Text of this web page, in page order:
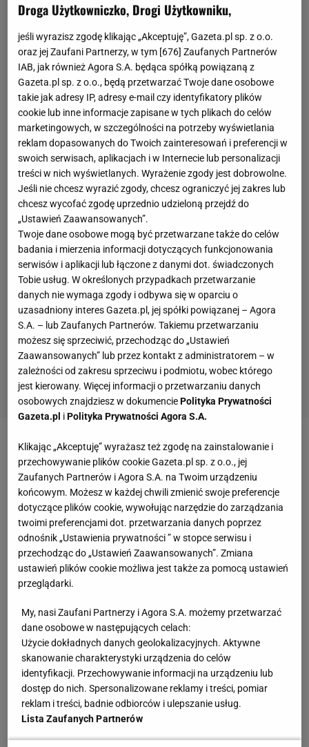
Zobacz wideoGorąco wokół polskich skoków.
Chodzi o skład na igrzyska
Jeden skacze, reszta obserwuje. Raimund liderem
kadry
Od początku sezonuekipa prowadzona przez
Stefana Horngachera nie zachwyca. W fatalnej
dyspozycji jest Karl Geiger, który zdobył zaledwie 12
punktów w klasyfikacji generalnej PŚ i przed
weekendem w Klingenthal został wycofany z kadry
- Wszystko idzie nie tak. Kiedy skaczesz źle, to
skaczesz źle na każdej skoczni. Pojawiły się te same
problemy, co w poprzednich konkursach. Nie wiem,
Droga Użytkowniczko, Drogi Użytkowniku,
jeśli wyrazisz zgodę klikając „Akceptuję”, Gazeta.pl sp. z o.o.
oraz jej Zaufani Partnerzy, w tym [676] Zaufanych Partnerów
IAB, jak również Agora S.A. będąca spółką powiązaną z
Gazeta.pl sp. z o.o., będą przetwarzać Twoje dane osobowe
takie jak adresy IP, adresy e-mail czy identyfikatory plików
cookie lub inne informacje zapisane w tych plikach do celów
marketingowych, w szczególności na potrzeby wyświetlania
reklam dopasowanych do Twoich zainteresowań i preferencji w
swoich serwisach, aplikacjach i w Internecie lub personalizacji
treści w nich wyświetlanych. Wyrażenie zgody jest dobrowolne.
Jeśli nie chcesz wyrazić zgody, chcesz ograniczyć jej zakres lub
chcesz wycofać zgodę uprzednio udzieloną przejdź do
„Ustawień Zaawansowanych”.
Twoje dane osobowe mogą być przetwarzane także do celów
badania i mierzenia informacji dotyczących funkcjonowania
serwisów i aplikacji lub łączone z danymi dot. świadczonych
Tobie usług. W określonych przypadkach przetwarzanie
danych nie wymaga zgody i odbywa się w oparciu o
uzasadniony interes Gazeta.pl, jej spółki powiązanej – Agora
S.A. – lub Zaufanych Partnerów. Takiemu przetwarzaniu
możesz się sprzeciwić, przechodząc do „Ustawień
Zaawansowanych” lub przez kontakt z administratorem – w
zależności od zakresu sprzeciwu i podmiotu, wobec którego
jest kierowany. Więcej informacji o przetwarzaniu danych
osobowych znajdziesz w dokumenciePolityka Prywatności
Gazeta.pl iPolityka Prywatności Agora S.A.
Klikając „Akceptuję” wyrażasz też zgodę na zainstalowanie i
przechowywanie plików cookie Gazeta.pl sp. z o.o., jej
Zaufanych Partnerów i Agora S.A. na Twoim urządzeniu
końcowym. Możesz w każdej chwili zmienić swoje preferencje
dotyczące plików cookie, wywołując narzędzie do zarządzania
twoimi preferencjami dot. przetwarzania danych poprzez
odnośnik „Ustawienia prywatności ” w stopce serwisu i
przechodząc do „Ustawień Zaawansowanych”. Zmiana
ustawień plików cookie możliwa jest także za pomocą ustawień
przeglądarki.
My, nasi Zaufani Partnerzy i Agora S.A. możemy przetwarzać
dane osobowe w następujących celach:
Użycie dokładnych danych geolokalizacyjnych. Aktywne
skanowanie charakterystyki urządzenia do celów
identyfikacji. Przechowywanie informacji na urządzeniu lub
dostęp do nich. Spersonalizowane reklamy i treści, pomiar
reklam i treści, badnie odbiorców i ulepszanie usług.
Lista Zaufanych Partnerów